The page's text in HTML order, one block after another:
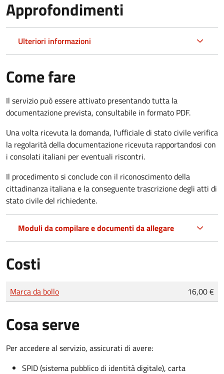
Approfondimenti
Ulteriori informazioni
Come fare
Il servizio può essere attivato presentando tutta la
documentazione prevista, consultabile in formato PDF.
Una volta ricevuta la domanda, l'ufficiale di stato civile verifica
la regolarità della documentazione ricevuta rapportandosi con
i consolati italiani per eventuali riscontri.
Il procedimento si conclude con il riconoscimento della
cittadinanza italiana e la conseguente trascrizione degli atti di
stato civile del richiedente.
Moduli da compilare e documenti da allegare
Costi
Tipo di pagamento
Importo
Marca da bollo 16,00 €
Cosa serve
Per accedere al servizio, assicurati di avere:
SPID (sistema pubblico di identità digitale), carta